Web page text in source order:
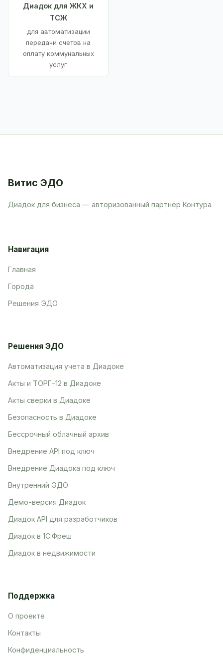
Диадок для ЖКХ и
ТСЖ
для автоматизации
передачи счетов на
оплату коммунальных
услуг
Витис ЭДО
Диадок для бизнеса — авторизованный партнёр Контура
Навигация
Главная
Города
Решения ЭДО
Решения ЭДО
Автоматизация учета в Диадоке
Акты и ТОРГ-12 в Диадоке
Акты сверки в Диадоке
Безопасность в Диадоке
Бессрочный облачный архив
Внедрение API под ключ
Внедрение Диадока под ключ
Внутренний ЭДО
Демо-версия Диадок
Диадок API для разработчиков
Диадок в 1С:Фреш
Диадок в недвижимости
Поддержка
О проекте
Контакты
Конфиденциальность